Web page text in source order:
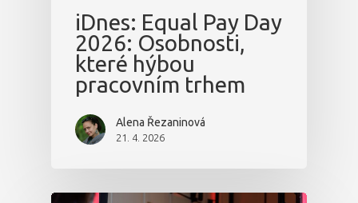
iDnes: Equal Pay Day
2026: Osobnosti,
které hýbou
pracovním trhem
Alena Řezaninová
21. 4. 2026